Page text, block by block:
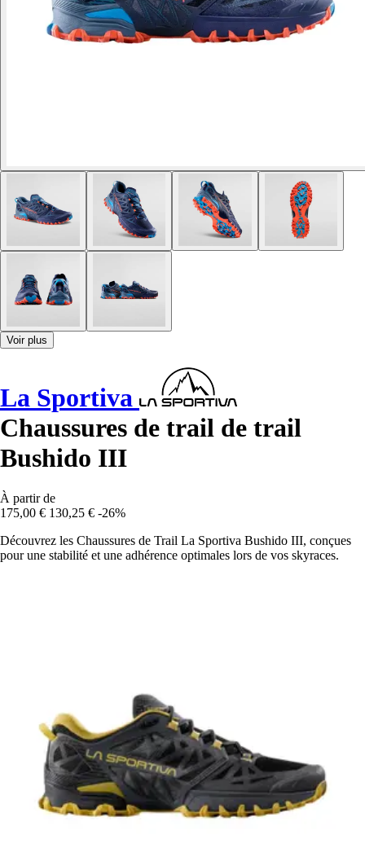
Voir plus
La Sportiva
Chaussures de trail de trail
Bushido III
À partir de
175,00 € 130,25 € -26%
Découvrez les Chaussures de Trail La Sportiva Bushido III, conçues
pour une stabilité et une adhérence optimales lors de vos skyraces.